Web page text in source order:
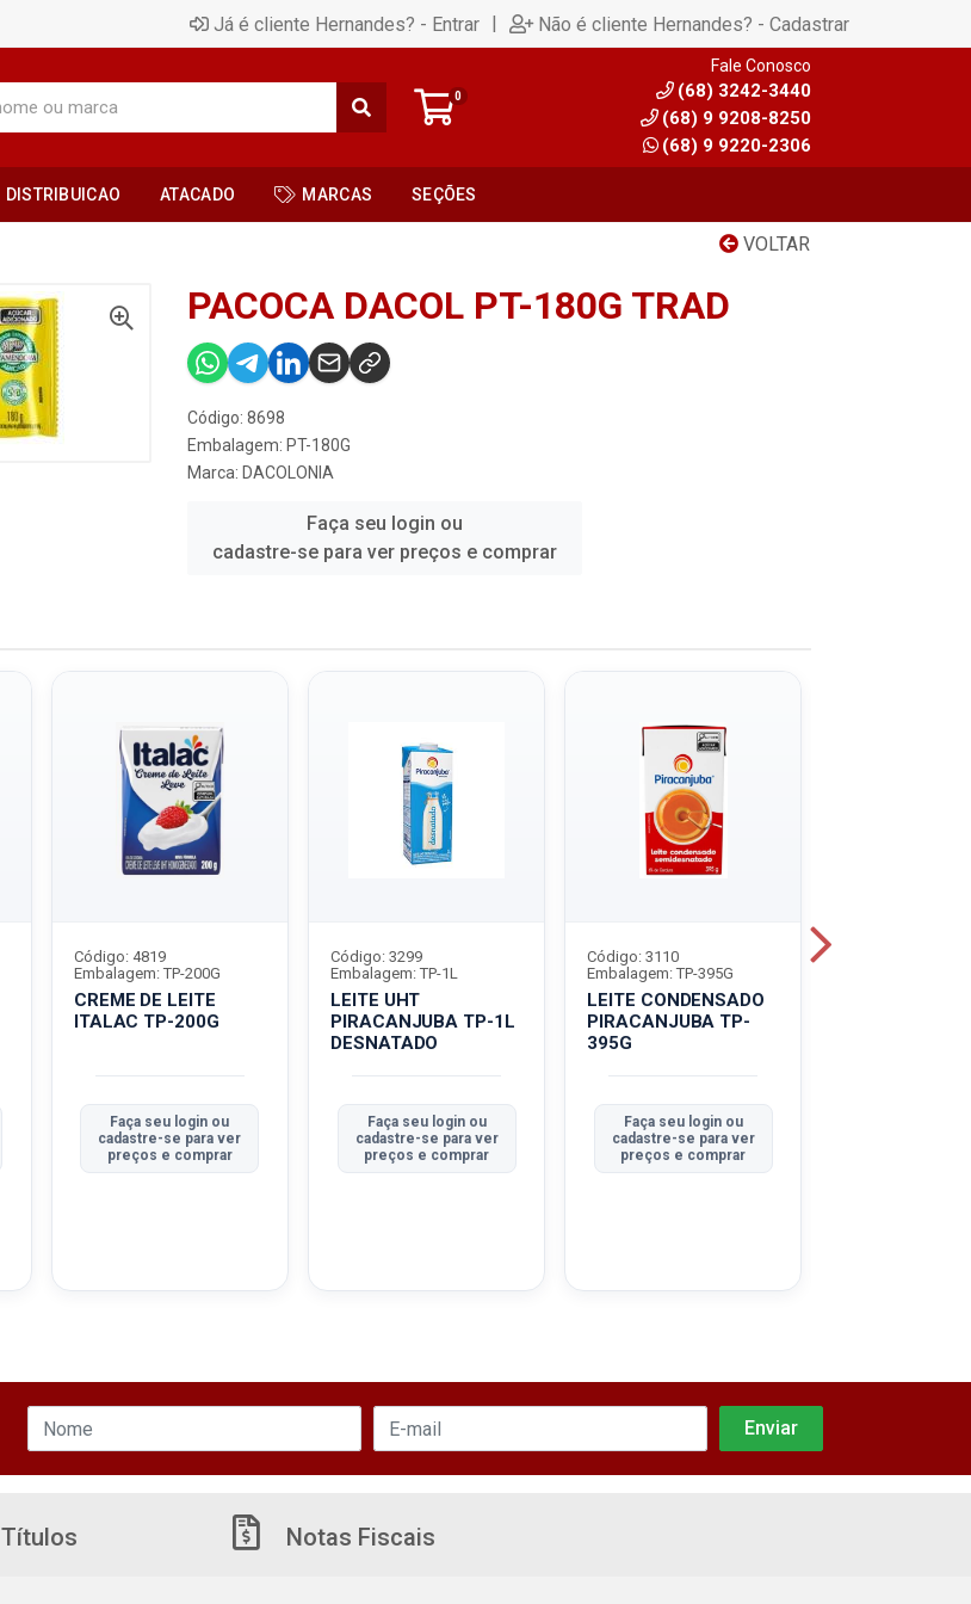
Já é cliente Hernandes? - Entrar | Não é cliente Hernandes? - Cadastrar
0
Fale Conosco
(68) 3242-3440
(68) 9 9208-8250
(68) 9 9220-2306
DISTRIBUICAO ATACADO MARCAS SEÇÕES
VOLTAR
PACOCA DACOL PT-180G TRAD
Código: 8698
Embalagem: PT-180G
Marca: DACOLONIA
Faça seu login ou
cadastre-se para ver preços e comprar
CREME DE LEITE
ITALAC TP-200G
Código: 4819
Embalagem: TP-200G
Faça seu login ou
cadastre-se para ver
preços e comprar
LEITE UHT
PIRACANJUBA TP-1L
DESNATADO
Código: 3299
Embalagem: TP-1L
Faça seu login ou
cadastre-se para ver
preços e comprar
LEITE CONDENSADO
PIRACANJUBA TP-
395G
Código: 3110
Embalagem: TP-395G
Faça seu login ou
cadastre-se para ver
preços e comprar
Títulos Notas Fiscais